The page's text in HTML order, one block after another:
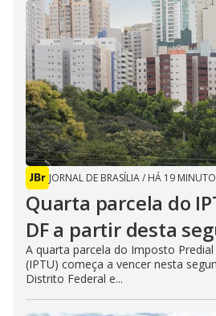
JORNAL DE BRASÍLIA/ HÁ 19
Quarta parcela do
DF a partir desta
A quarta parcela do Imposto
(IPTU) começa a vencer nesta
Distrito Federal e...